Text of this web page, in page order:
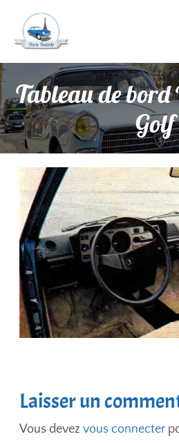
Tableau de
Golf
Laisser un
Vous devezvous connecter